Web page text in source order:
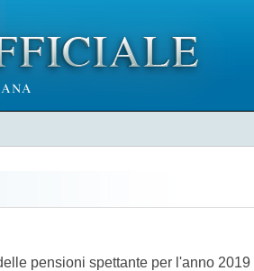
pensioni spettante per l'anno 2019